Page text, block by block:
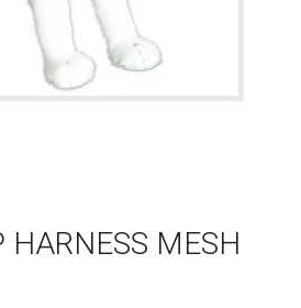
HARNESS MESH